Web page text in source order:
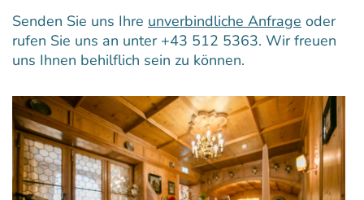
Senden Sie uns Ihre unverbindliche Anfrage oder
rufen Sie uns an unter +43 512 5363. Wir freuen
uns Ihnen behilflich sein zu können.